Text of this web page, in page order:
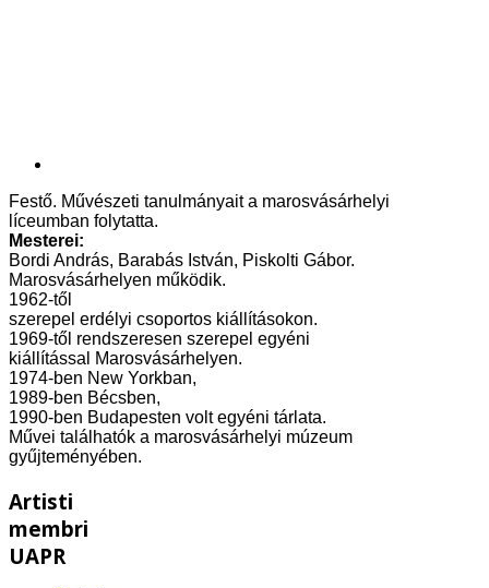
Festő. Művészeti tanulmányait a marosvásárhelyi
líceumban folytatta.
Mesterei:
Bordi András, Barabás István, Piskolti Gábor.
Marosvásárhelyen működik.
1962-től
szerepel erdélyi csoportos kiállításokon.
1969-től rendszeresen szerepel egyéni
kiállítással Marosvásárhelyen.
1974-ben New Yorkban,
1989-ben Bécsben,
1990-ben Budapesten volt egyéni tárlata.
Művei találhatók a marosvásárhelyi múzeum
gyűjteményében.
Artisti
membri
UAPR